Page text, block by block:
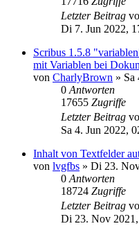
Letzter Beitrag
Di 7. Jun 2022,
Scribus 1.5.8
mit Variablen bei
von CharlyBrown » Sa
0 Antworten
17655 Zugriffe
Letzter Beitrag
Sa 4. Jun 2022,
Inhalt von Textfelder
von lvgfbs » Di 23.
0 Antworten
18724 Zugriffe
Letzter Beitrag
Di 23. Nov